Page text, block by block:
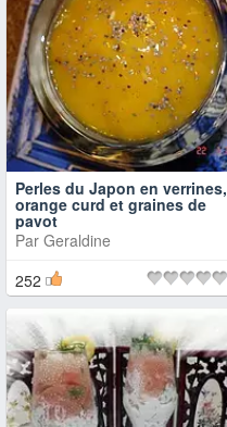
Perles du Japon en verrines,
orange curd et graines de
pavot
Par Geraldine
252